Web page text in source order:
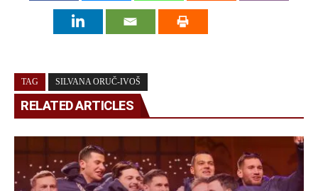
TAG SILVANA ORUČ-IVOŠ
RELATED ARTICLES